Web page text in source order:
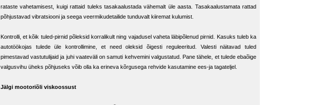
rataste vahetamisest, kuigi rattaid tuleks tasakaalustada vähemalt üle aasta. Tasakaalustamata rattad
põhjustavad vibratsiooni ja seega veermikudetailide tunduvalt kiiremat kulumist.
Kontrolli, et kõik tuled-pirnid põleksid korralikult ning vajadusel vaheta läbipõlenud pirnid. Kasuks tuleb ka
autotöökojas tulede üle kontrollimine, et need oleksid õigesti reguleeritud. Valesti näitavad tuled
pimestavad vastutulijaid ja juhi vaateväli on samuti kehvemini valgustatud. Pane tähele, et tulede ebaõige
valgusvihu üheks põhjuseks võib olla ka erineva kõrgusega rehvide kasutamine ees-ja tagateljel.
Jälgi mootoriõli viskoossust